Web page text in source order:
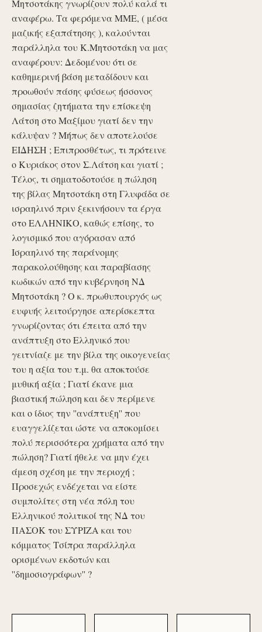
Μητσοτάκης γνωρίζουν πολύ καλά τι
αναφέρω. Τα φερόμενα ΜΜΕ, ( μέσα
μαζικής εξαπάτησης ), καλούνται
παράλληλα του Κ.Μητσοτάκη να μας
αναφέρουν: Δεδομένου ότι σε
καθημερινή βάση μεταδίδουν και
προωθούν πάσης φύσεως ήσσονος
σημασίας ζητήματα την επίσκεψη
Λάτση στο Μαξίμου γιατί δεν την
κάλυψαν ? Μήπως δεν αποτελούσε
ΕΙΔΗΣΗ ; Επιπροσθέτως, τι πρότεινε
ο Κυριάκος στον Σ.Λάτση και γιατί ;
Τέλος, τι σηματοδοτούσε η πώληση
της βίλας Μητσοτάκη στη Γλυφάδα σε
ισραηλινό πριν ξεκινήσουν τα έργα
στο ΕΛΛΗΝΙΚΟ, καθώς επίσης, το
λογισμικό που αγόρασαν από
Ισραηλινό της παράνομης
παρακολούθησης και παραβίασης
κωδικών από την κυβέρνηση ΝΔ
Μητσοτάκη ? Ο κ. πρωθυπουργός ως
ευφυής λειτούργησε απερίσκεπτα
γνωρίζοντας ότι έπειτα από την
ανάπτυξη στο Ελληνικό που
γειτνίαζε με την βίλα της οικογενείας
του η αξία του τ.μ. θα αποκτούσε
μυθική αξία ; Γιατί έκανε μια
βιαστική πώληση και δεν περίμενε
και ο ίδιος την ''ανάπτυξη'' που
ευαγγελίζεται ώστε να αποκομίσει
πολύ περισσότερα χρήματα από την
πώληση? Γιατί ήθελε να μην έχει
άμεση σχέση με την περιοχή ;
Προσεχώς ενδέχεται να είστε
συμπολίτες στη νέα πόλη του
Ελληνικού πολιτικοί της ΝΔ του
ΠΑΣΟΚ του ΣΥΡΙΖΑ και του
κόμματος Τσίπρα παράλληλα
ορισμένων εκδοτών και
''δημοσιογράφων'' ?